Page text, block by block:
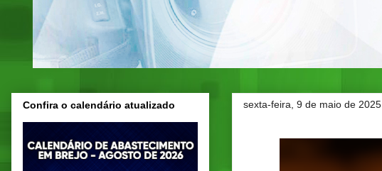
sexta-feira, 9 de maio de 2025
Confira o calendário atualizado